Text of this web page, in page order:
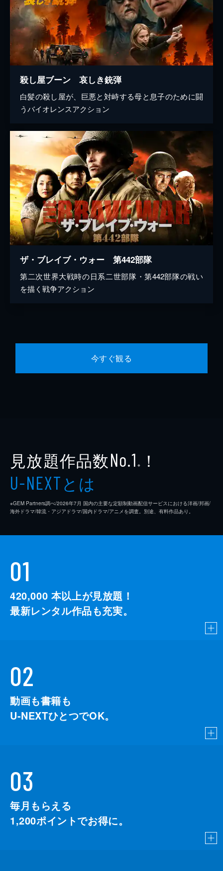
殺し屋ブーン 哀しき銃弾
白髪の殺し屋が、巨悪と対峙する母と息子のために闘
うバイオレンスアクション
ザ・ブレイブ・ウォー 第442部隊
第二次世界大戦時の日系二世部隊・第442部隊の戦い
を描く戦争アクション
今すぐ観る
見放題作品数No.1 ※ ！
U-NEXTとは
※GEM Partners調べ/2026年7⽉ 国内の主要な定額制動画配信サービスにおける洋画/邦画/
海外ドラマ/韓流・アジアドラマ/国内ドラマ/アニメを調査。別途、有料作品あり。
01
420,000 本以上が見放題！
最新レンタル作品も充実。
02
動画も書籍も
U-NEXTひとつでOK。
03
毎月もらえる
1,200ポイントでお得に。